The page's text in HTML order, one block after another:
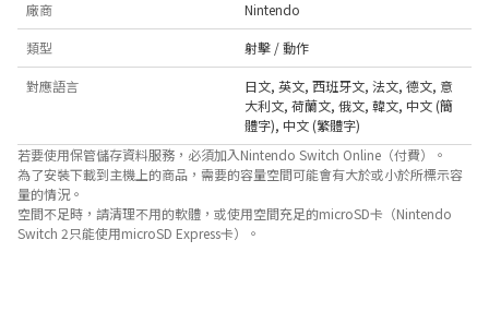
廠商 Nintendo
類型 射擊 / 動作
對應語言 日文, 英文, 西班牙文, 法文, 德文, 意
大利文, 荷蘭文, 俄文, 韓文, 中文 (簡
體字), 中文 (繁體字)
若要使用保管儲存資料服務，必須加入Nintendo Switch Online（付費）。
為了安裝下載到主機上的商品，需要的容量空間可能會有大於或小於所標示容
量的情況。
空間不足時，請清理不用的軟體，或使用空間充足的microSD卡（Nintendo
Switch 2只能使用microSD Express卡）。